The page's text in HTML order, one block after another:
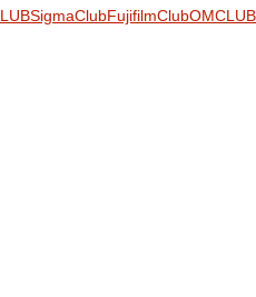
SigmaClubFujifilmClubOMCLUB